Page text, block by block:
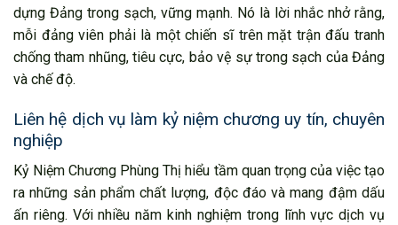
dựng Đảng trong sạch, vững mạnh. Nó là lời nhắc nhở rằng,
mỗi đảng viên phải là một chiến sĩ trên mặt trận đấu tranh
chống tham nhũng, tiêu cực, bảo vệ sự trong sạch của Đảng
và chế độ.
Liên hệ dịch vụ làm kỷ niệm chương uy tín, chuyên
nghiệp
Kỷ Niệm Chương Phùng Thị hiểu tầm quan trọng của việc tạo
ra những sản phẩm chất lượng, độc đáo và mang đậm dấu
ấn riêng. Với nhiều năm kinh nghiệm trong lĩnh vực dịch vụ